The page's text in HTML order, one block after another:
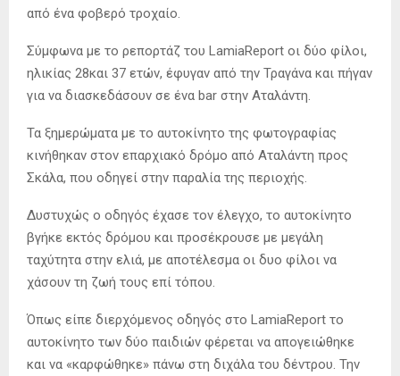
από ένα φοβερό τροχαίο.
Σύμφωνα με το ρεπορτάζ του LamiaReport οι δύο φίλοι,
ηλικίας 28και 37 ετών, έφυγαν από την Τραγάνα και πήγαν
για να διασκεδάσουν σε ένα bar στην Αταλάντη.
Τα ξημερώματα με το αυτοκίνητο της φωτογραφίας
κινήθηκαν στον επαρχιακό δρόμο από Αταλάντη προς
Σκάλα, που οδηγεί στην παραλία της περιοχής.
Δυστυχώς ο οδηγός έχασε τον έλεγχο, το αυτοκίνητο
βγήκε εκτός δρόμου και προσέκρουσε με μεγάλη
ταχύτητα στην ελιά, με αποτέλεσμα οι δυο φίλοι να
χάσουν τη ζωή τους επί τόπου.
Όπως είπε διερχόμενος οδηγός στο LamiaReport το
αυτοκίνητο των δύο παιδιών φέρεται να απογειώθηκε
και να «καρφώθηκε» πάνω στη διχάλα του δέντρου. Την